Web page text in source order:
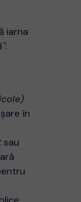
iarna
:
în
sau